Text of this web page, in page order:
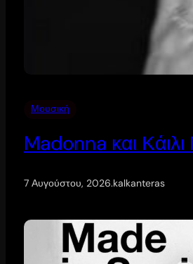
Μουσική
Madonna και
7 Αυγούστου, 2026.kalkanteras